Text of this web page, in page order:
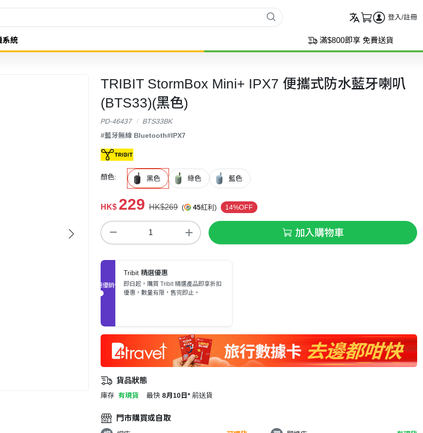
登入/註冊
系統 滿$800即享 免費送貨
TRIBIT StormBox Mini+ IPX7 便攜式防水藍牙喇叭
(BTS33)(黑色)
PD-46437
BTS33BK
#藍牙無線 Bluetooth#IPX7
顏色: 黑色 綠色 藍色
HK$ 229 HK$269 ( 45紅利) 14%OFF
加入購物車
促銷優惠
Tribit 精選優惠
即日起，購買 Tribit 精選產品即享折扣
優惠，數量有限，售完即止。
貨品狀態
庫存 有現貨 最快 8月10日* 前送貨
門市購買或自取